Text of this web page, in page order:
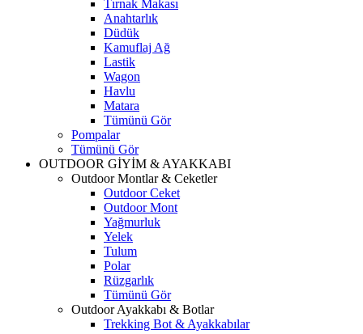
Tırnak Makası
Anahtarlık
Düdük
Kamuflaj Ağ
Lastik
Wagon
Havlu
Matara
Tümünü Gör
Pompalar
Tümünü Gör
OUTDOOR GİYİM & AYAKKABI
Outdoor Montlar & Ceketler
Outdoor Ceket
Outdoor Mont
Yağmurluk
Yelek
Tulum
Polar
Rüzgarlık
Tümünü Gör
Outdoor Ayakkabı & Botlar
Trekking Bot & Ayakkabılar